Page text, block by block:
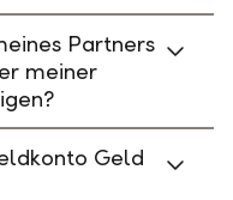
Partners
meiner
Geld